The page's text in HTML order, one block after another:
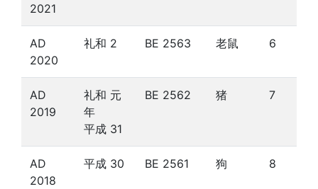
2021
AD
2020
礼和 2 BE 2563 老鼠 6
AD
2019
礼和 元
年
平成 31
BE 2562 猪 7
AD
2018
平成 30 BE 2561 狗 8